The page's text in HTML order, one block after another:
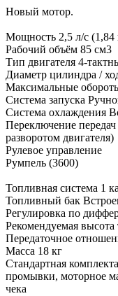
Новый мотор.
Мощность 2,5 л/с (1,84
Рабочий объём 85 см3
Тип двигателя 4-
Диаметр цилиндра /
Максимальные
Система запуска
Система охлаждения
Переключение
разворотом двигателя)
Рулевое управление
Румпель (3600)
Топливная система 1
Топливный бак
Регулировка по
Рекомендуемая высота
Передаточное
Масса 18 кг
Стандартная
промывки, моторное
чека